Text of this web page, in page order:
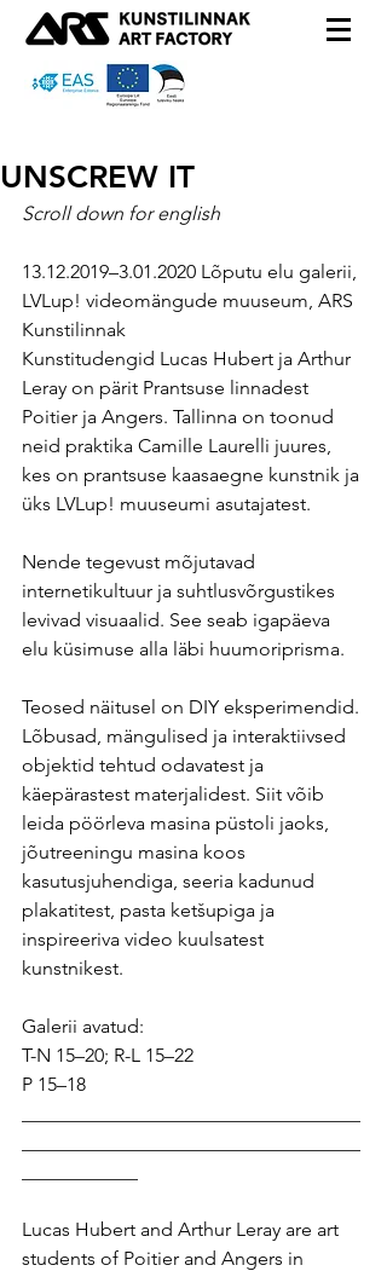
UNSCREW IT
Scroll down for english
13.12.2019–3.01.2020 Lõputu elu galerii,
LVLup! videomängude muuseum, ARS
Kunstilinnak
Kunstitudengid Lucas Hubert ja Arthur
Leray on pärit Prantsuse linnadest
Poitier ja Angers. Tallinna on toonud
neid praktika Camille Laurelli juures,
kes on prantsuse kaasaegne kunstnik ja
üks LVLup! muuseumi asutajatest.
Nende tegevust mõjutavad
internetikultuur ja suhtlusvõrgustikes
levivad visuaalid. See seab igapäeva
elu küsimuse alla läbi huumoriprisma.
Teosed näitusel on DIY eksperimendid.
Lõbusad, mängulised ja interaktiivsed
objektid tehtud odavatest ja
käepärastest materjalidest. Siit võib
leida pöörleva masina püstoli jaoks,
jõutreeningu masina koos
kasutusjuhendiga, seeria kadunud
plakatitest, pasta ketšupiga ja
inspireeriva video kuulsatest
kunstnikest.
Galerii avatud:
T-N 15–20; R-L 15–22
P 15–18
Lucas Hubert and Arthur Leray are art
students of Poitier and Angers in